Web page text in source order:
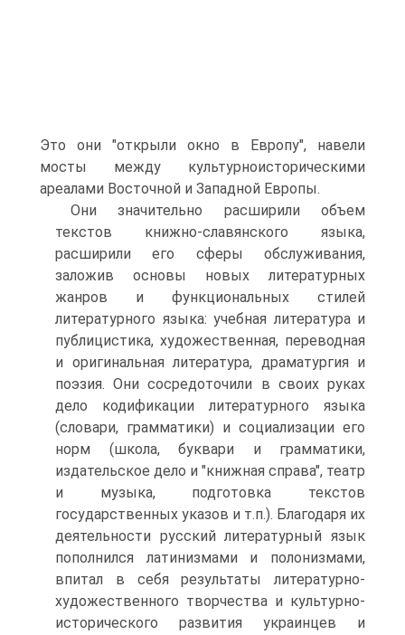
Это они "открыли окно в Европу", навели
мосты между культурноисторическими
ареалами Восточной и Западной Европы.
Они значительно расширили объем
текстов книжно-славянского языка,
расширили его сферы обслуживания,
заложив основы новых литературных
жанров и функциональных стилей
литературного языка: учебная литература и
публицистика, художественная, переводная
и оригинальная литература, драматургия и
поэзия. Они сосредоточили в своих руках
дело кодификации литературного языка
(словари, грамматики) и социализации его
норм (школа, буквари и грамматики,
издательское дело и "книжная справа", театр
и музыка, подготовка текстов
государственных указов и т.п.). Благодаря их
деятельности русский литературный язык
пополнился латинизмами и полонизмами,
впитал в себя результаты литературно-
художественного творчества и культурно-
исторического развития украинцев и